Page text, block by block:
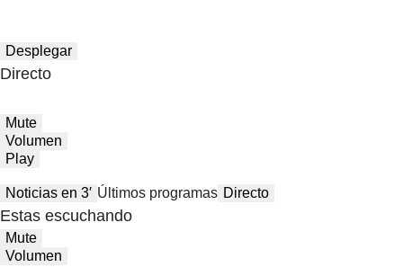
Desplegar
Directo
Mute
Volumen
Play
Noticias en 3′ Últimos programas Directo
Estas escuchando
Mute
Volumen